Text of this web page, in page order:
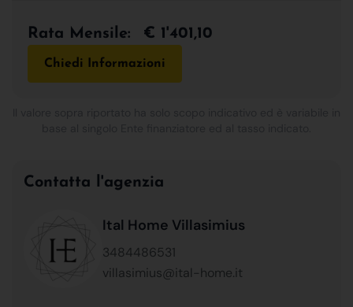
Rata Mensile: € 1'401,10
Chiedi Informazioni
Contatta l'agenzia
Ital Home Villasimius
3484486531
villasimius@ital-home.it